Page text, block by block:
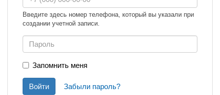
Введите здесь номер телефона, который вы указали при
создании учетной записи.
Запомнить меня
Войти Забыли пароль?